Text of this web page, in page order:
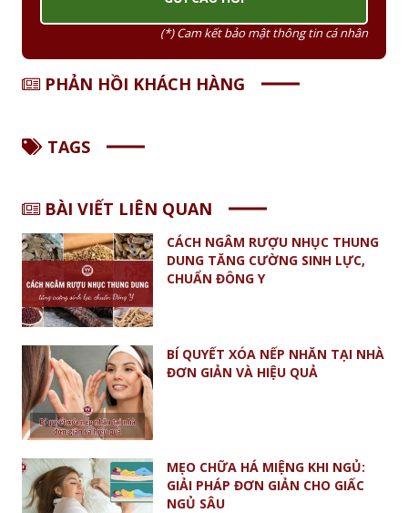
(*) Cam kết bảo mật thông tin cá nhân
PHẢN HỒI KHÁCH HÀNG
TAGS
BÀI VIẾT LIÊN QUAN
CÁCH NGÂM RƯỢU NHỤC THUNG
DUNG TĂNG CƯỜNG SINH LỰC,
CHUẨN ĐÔNG Y
BÍ QUYẾT XÓA NẾP NHĂN TẠI NHÀ
ĐƠN GIẢN VÀ HIỆU QUẢ
MẸO CHỮA HÁ MIỆNG KHI NGỦ:
GIẢI PHÁP ĐƠN GIẢN CHO GIẤC
NGỦ SÂU